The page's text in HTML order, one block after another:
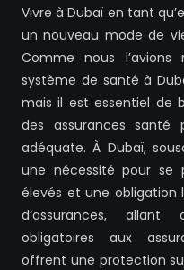
Vivre à Dubaï en tant
un nouveau mode de
Comme nous
système de santé à
mais il est essentiel de
des assurances santé
adéquate. À Dubaï,
une nécessité pour se
élevés et une obligation
d’assurances,
obligatoires aux
offrent une protection